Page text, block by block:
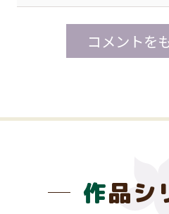
コメントを
作品